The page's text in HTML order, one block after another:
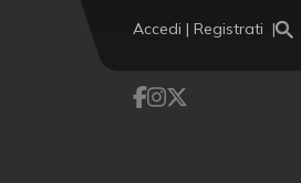
Accedi | Registrati